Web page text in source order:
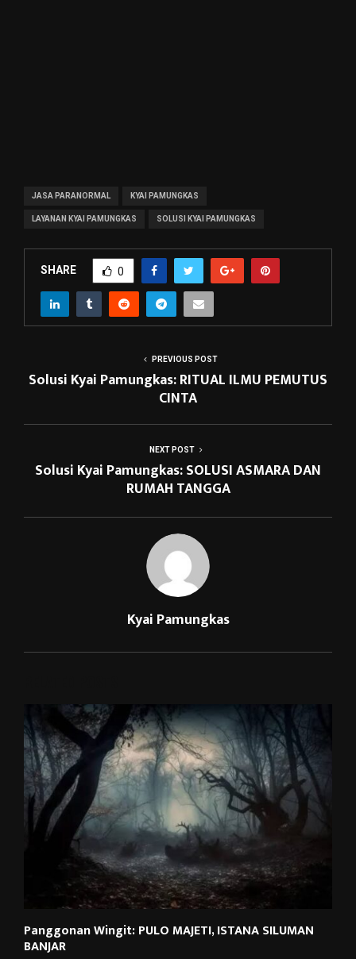
JASA PARANORMAL KYAI PAMUNGKAS
LAYANAN KYAI PAMUNGKAS SOLUSI KYAI PAMUNGKAS
SHARE 0
PREVIOUS POST
Solusi Kyai Pamungkas: RITUAL ILMU PEMUTUS
CINTA
NEXT POST
Solusi Kyai Pamungkas: SOLUSI ASMARA DAN
RUMAH TANGGA
Kyai Pamungkas
Panggonan Wingit: PULO MAJETI, ISTANA SILUMAN
BANJAR